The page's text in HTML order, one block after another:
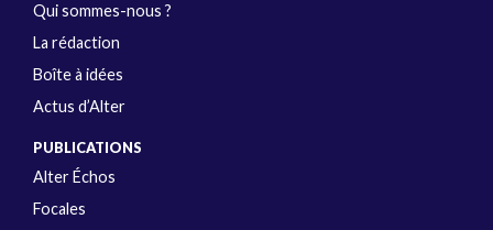
Qui sommes-nous ?
La rédaction
Boîte à idées
Actus d’Alter
PUBLICATIONS
Alter Échos
Focales